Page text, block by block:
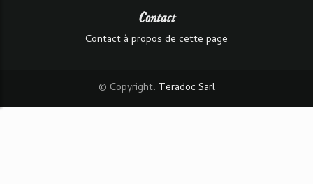
Contact
Contact à propos de cette page
© Copyright: Teradoc Sarl